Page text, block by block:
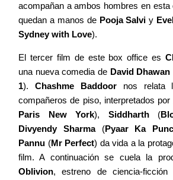
acompañan a ambos hombres en
quedan a manos de Pooja Salvi y
Sydney with Love).
El tercer film de este box office es
una nueva comedia de David Dhawan
1). Chashme Baddoor nos relata
compañeros de piso, interpretados por
Paris New York), Siddharth(
Divyendy Sharma(Pyaar Ka
Pannu (Mr Perfect) da vida a la
film. A continuación se cuela la
Oblivion, estreno de ciencia-ficción